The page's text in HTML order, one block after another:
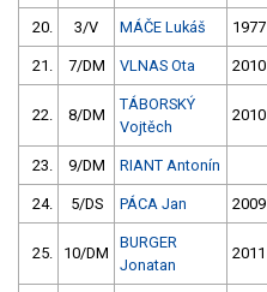
20. 3/V MÁČE Lukáš 1977
21. 7/DM VLNAS Ota 2010
22. 8/DM
TÁBORSKÝ
Vojtěch
2010
23. 9/DM RIANT Antonín
24. 5/DS PÁCA Jan 2009
25. 10/DM
BURGER
Jonatan
2011